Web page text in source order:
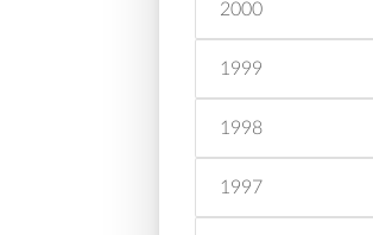
2000
1999
1998
1997